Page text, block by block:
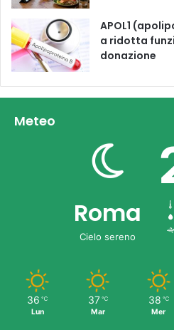
APOL1
a ridotta
donazione
Meteo
Roma
Cielo sereno
36 ℃
Lun
37 ℃
Mar
38 ℃
Mer